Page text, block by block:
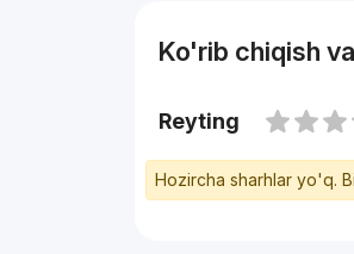
Ko'rib chiqish
Reyting
Hozircha sharhlar yo'q.